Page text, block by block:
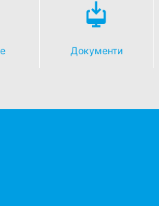
Документи